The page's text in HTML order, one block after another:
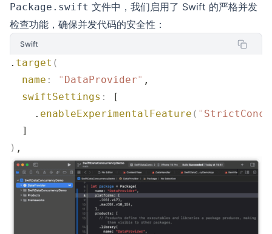
Package.swift 文件中，我们启用了 Swift 的严格并发
检查功能，确保并发代码的安全性：
Swift
. target (
  name
: " DataProvider" ,
  swiftSettings
:
[
    .
enableExperimentalFeature ( "
  ]
) ,